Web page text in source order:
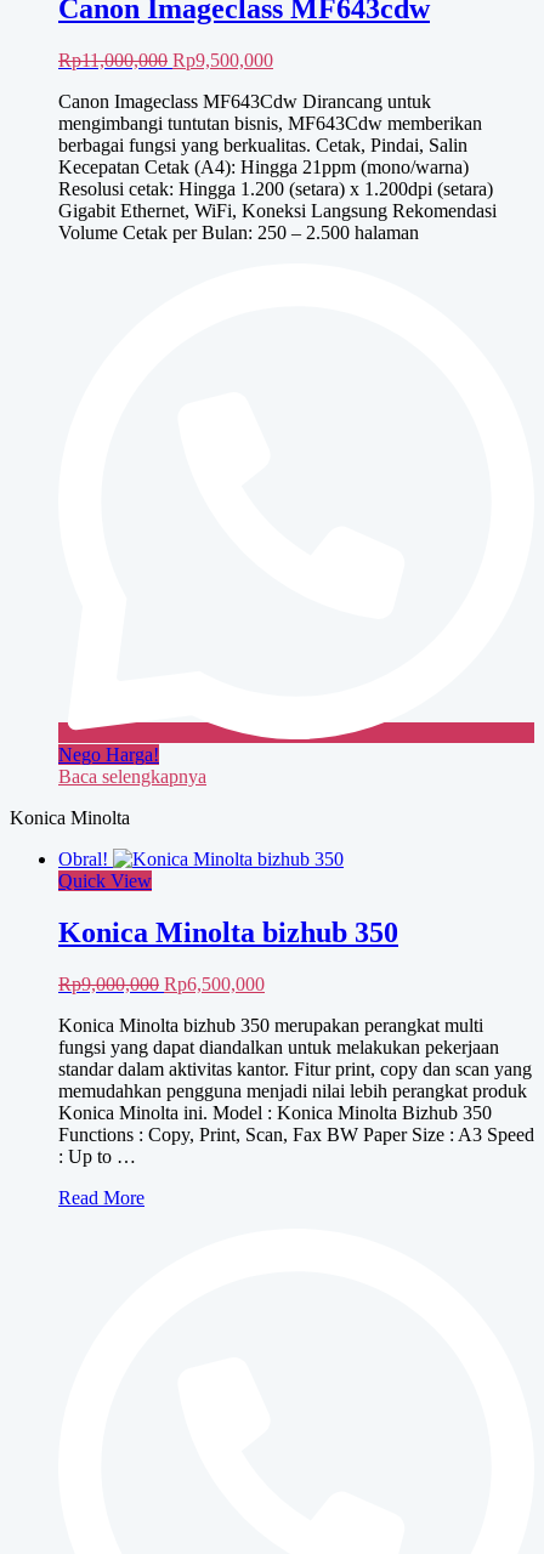
Canon Imageclass MF643cdw
Rp11,000,000 Harga
adalah:
Rp11,000,000.
Rp9,500,000Harga
ini
adalah:
Rp9,500,000.
Canon Imageclass MF643Cdw Dirancang untuk
mengimbangi tuntutan bisnis, MF643Cdw memberikan
berbagai fungsi yang berkualitas. Cetak, Pindai, Salin
Kecepatan Cetak (A4): Hingga 21ppm (mono/warna)
Resolusi cetak: Hingga 1.200 (setara) x 1.200dpi (setara)
Gigabit Ethernet, WiFi, Koneksi Langsung Rekomendasi
Volume Cetak per Bulan: 250 – 2.500 halaman
Nego Harga!
Baca selengkapnya
Konica Minolta
Obral!
Quick View
Konica Minolta bizhub 350
Rp9,000,000 Harga
adalah:
Rp9,000,000.
Rp6,500,000Harga
ini
adalah:
Rp6,500,000.
Konica Minolta bizhub 350 merupakan perangkat multi
fungsi yang dapat diandalkan untuk melakukan pekerjaan
standar dalam aktivitas kantor. Fitur print, copy dan scan yang
memudahkan pengguna menjadi nilai lebih perangkat produk
Konica Minolta ini. Model : Konica Minolta Bizhub 350
Functions : Copy, Print, Scan, Fax BW Paper Size : A3 Speed
: Up to …
Konica
Read More